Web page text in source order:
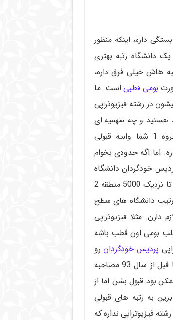
داره، اینکه منظور
دانشگاه رتبه بهتری
هاش خیلی فرق داره،
بومی قطبی است. ما
در رشته فیزیوتراپی
هستید و چه سهمیه ای
دارید واسه قبولی مهمه، برای قبولی دانشگاه های دولتی رتبه زیرگروه 1 شما واسه قبولی
اما اگه حدودی بخوام
خودگردان دانشگاه
علوم پزشکی زاهدان بودن که تا حدود سه هزار و خورده ای منطقه 3 و تا نزدیک 5000 منطقه 2
دانشگاه های سطح
دارن. مثلا فیزیوتراپی
منطقه 2 به شرطی که داوطلب بومی اون قطب باشه
پردیس خودگردان رو
میبنید دقت کنید مال چه سالی هستن چون پردیس های خودگردان تا قبل از سال 93 مصاحبه
بود قبول بشن اما از
به رتبه های قبولی
اصلا رشته فیزیوتراپی نداره که